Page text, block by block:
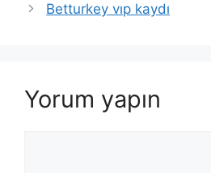
Betturkey vıp kaydı
Yorum yapın